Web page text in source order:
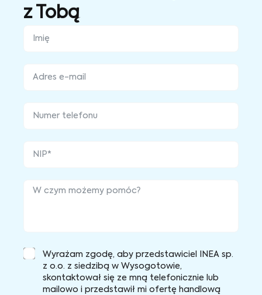
z Tobą
Wyrażam zgodę, aby przedstawiciel INEA sp.
z o.o. z siedzibą w Wysogotowie,
skontaktował się ze mną telefonicznie lub
mailowo i przedstawił mi ofertę handlową